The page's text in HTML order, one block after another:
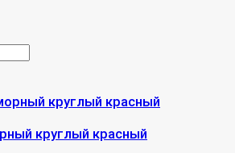
круглый красный